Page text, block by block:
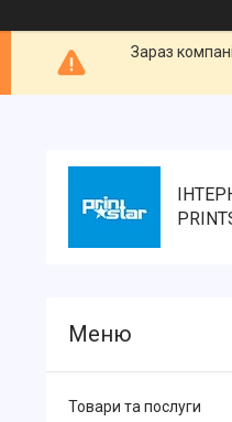
Зараз
Товари та послуги